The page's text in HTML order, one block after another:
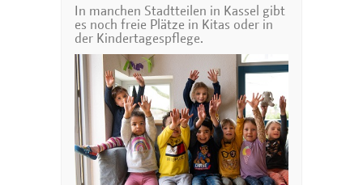
In manchen Stadtteilen in Kassel gibt
es noch freie Plätze in Kitas oder in
der Kindertagespflege.